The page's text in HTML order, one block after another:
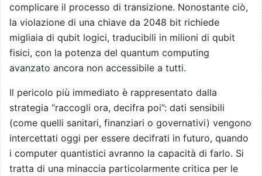
complicare il processo di transizione. Nonostante ciò,
la violazione di una chiave da 2048 bit richiede
migliaia di qubit logici, traducibili in milioni di qubit
fisici, con la potenza del quantum computing
avanzato ancora non accessibile a tutti.
Il pericolo più immediato è rappresentato dalla
strategia “raccogli ora, decifra poi”: dati sensibili
(come quelli sanitari, finanziari o governativi) vengono
intercettati oggi per essere decifrati in futuro, quando
i computer quantistici avranno la capacità di farlo. Si
tratta di una minaccia particolarmente critica per le